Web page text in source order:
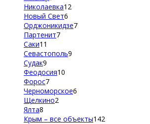
Николаевка12
Новый Свет6
Орджоникидзе7
Партенит7
Саки11
Севастополь9
Судак9
Феодосия10
Форос7
Черноморское6
Щелкино2
Ялта8
Крым – все объекты142